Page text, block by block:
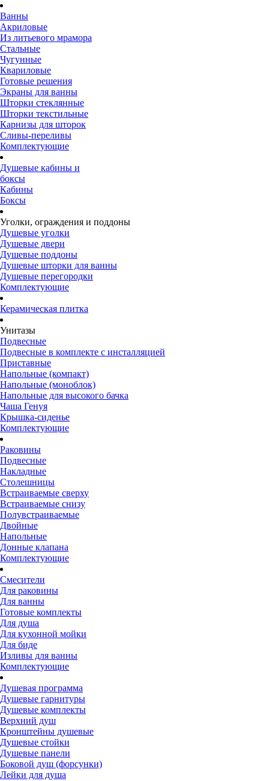
Ванны
Акриловые
Из литьевого мрамора
Стальные
Чугунные
Квариловые
Готовые решения
Экраны для ванны
Шторки стеклянные
Шторки текстильные
Карнизы для шторок
Сливы-переливы
Комплектующие
Душевые кабины и
боксы
Кабины
Боксы
Уголки, ограждения и поддоны
Душевые уголки
Душевые двери
Душевые поддоны
Душевые шторки для ванны
Душевые перегородки
Комплектующие
Керамическая плитка
Унитазы
Подвесные
Подвесные в комплекте с инсталляцией
Приставные
Напольные (компакт)
Напольные (моноблок)
Напольные для высокого бачка
Чаша Генуя
Крышка-сиденье
Комплектующие
Раковины
Подвесные
Накладные
Столешницы
Встраиваемые сверху
Встраиваемые снизу
Полувстраиваемые
Двойные
Напольные
Донные клапана
Комплектующие
Смесители
Для раковины
Для ванны
Готовые комплекты
Для душа
Для кухонной мойки
Для биде
Изливы для ванны
Комплектующие
Душевая программа
Душевые гарнитуры
Душевые комплекты
Верхний душ
Кронштейны душевые
Душевые стойки
Душевые панели
Боковой душ (форсунки)
Лейки для душа